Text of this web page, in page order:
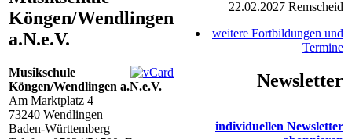
Köngen/Wendlingen
a.N.e.V.
Musikschule
Köngen/Wendlingen a.N.e.V.
Am Marktplatz 4
73240 Wendlingen
Baden-Württemberg
22.02.2027 Remscheid
weitere Fortbildungen und
Termine
Newsletter
individuellen Newsletter